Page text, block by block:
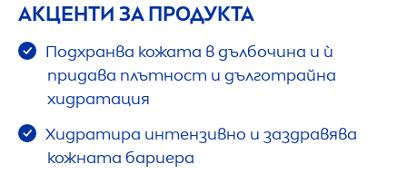
АКЦЕНТИ ЗА ПРОДУКТА
Подхранва кожата в дълбочина и ѝ
придава плътност и дълготрайна
хидратация
Хидратира интензивно и заздравява
кожната бариера